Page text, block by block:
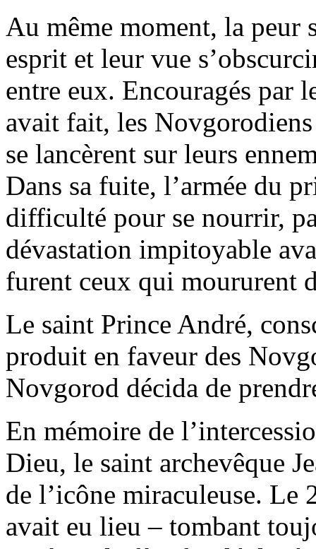
Au même moment, la peur
esprit et leur vue
entre eux. Encouragés par
avait fait, les
se lancèrent sur leurs
Dans sa fuite, l’armée du
difficulté pour se nourrir,
dévastation impitoyable
furent ceux qui moururent
Le saint Prince André,
produit en faveur des
Novgorod décida de
En mémoire de
Dieu, le saint archevêque
de l’icône miraculeuse.
avait eu lieu – tombant